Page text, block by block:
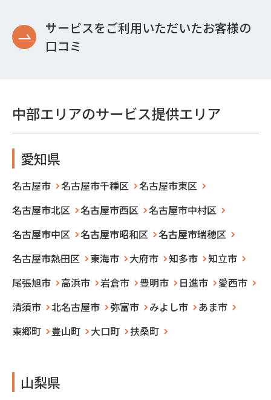
サービスをご利用いただいたお客様の
口コミ
中部エリアのサービス提供エリア
愛知県
名古屋市 名古屋市千種区
名古屋市東区
名古屋市北区
名古屋市西区
名古屋市中村区
名古屋市中区
名古屋市昭和区
名古屋市瑞穂区
名古屋市熱田区
東海市 大府市 知多市
知立市
尾張旭市
高浜市 岩倉市 豊明市 日進市
愛西市
清須市
北名古屋市 弥富市 みよし市
あま市
東郷町
豊山町 大口町 扶桑町
山梨県